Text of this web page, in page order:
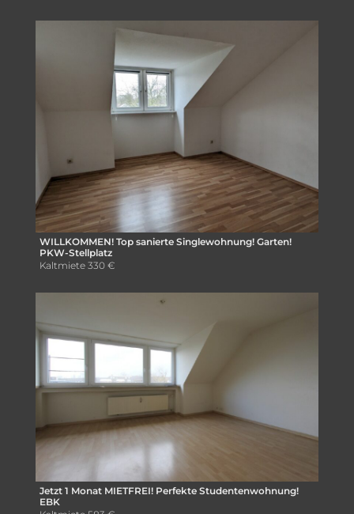
WILLKOMMEN! Top sanierte Singlewohnung! Garten!
PKW-Stellplatz
Kaltmiete 330 €
Jetzt 1 Monat MIETFREI! Perfekte Studentenwohnung!
EBK